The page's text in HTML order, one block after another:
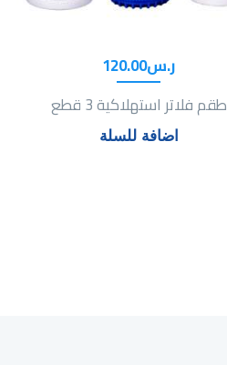
ر.س 120.00
طقم فلاتر استهلاكية 3 قطع
اضافة للسلة